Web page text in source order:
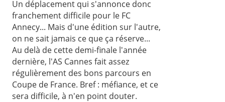
Un déplacement qui s'annonce donc
franchement difficile pour le FC
Annecy... Mais d'une édition sur l'autre,
on ne sait jamais ce que ça réserve...
Au delà de cette demi-finale l'année
dernière, l'AS Cannes fait assez
régulièrement des bons parcours en
Coupe de France. Bref : méfiance, et ce
sera difficile, à n'en point douter.